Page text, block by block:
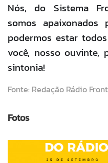
Nós, do Sistema
somos
podermos estar
você, nosso ouvinte,
sintonia!
Fonte: Redação Rádio
Fotos